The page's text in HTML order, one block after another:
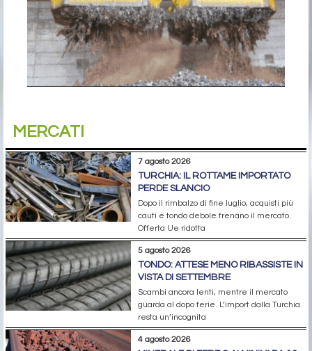
MERCATI
7 agosto 2026
TURCHIA: IL ROTTAME IMPORTATO
PERDE SLANCIO
Dopo il rimbalzo di fine luglio, acquisti più
cauti e tondo debole frenano il mercato.
Offerta Ue ridotta
5 agosto 2026
TONDO: ATTESE MENO RIBASSISTE IN
VISTA DI SETTEMBRE
Scambi ancora lenti, mentre il mercato
guarda al dopo ferie. L’import dalla Turchia
resta un’incognita
4 agosto 2026